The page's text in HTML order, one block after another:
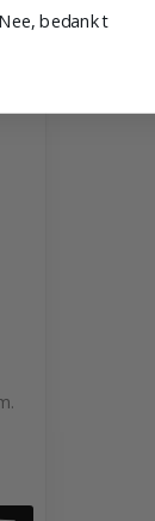
Nee, bedankt